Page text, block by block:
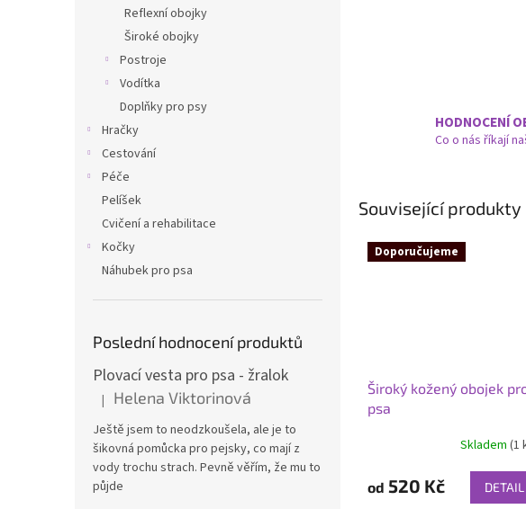
Reflexní obojky
Široké obojky
Postroje
Vodítka
Doplňky pro psy
Hračky
Cestování
Péče
Pelíšek
Cvičení a rehabilitace
Kočky
Náhubek pro psa
Poslední hodnocení produktů
Plovací vesta pro psa - žralok
Hodnocení produktu je 5 z 5 hvězdiček.
| Helena Viktorinová
Ještě jsem to neodzkoušela, ale je to
šikovná pomůcka pro pejsky, co mají z
vody trochu strach. Pevně věřím, že mu to
půjde
HODNOCENÍ
Co o nás říkají
Související produkty
Doporučujeme
Široký kožený obojek
psa
produktu
je
Skladem (1
od 520 Kč DETAIL